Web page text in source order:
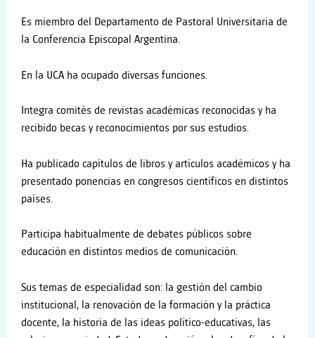
Es miembro del Departamento de Pastoral Universitaria de
la Conferencia Episcopal Argentina.
En la UCA ha ocupado diversas funciones.
Integra comités de revistas académicas reconocidas y ha
recibido becas y reconocimientos por sus estudios.
Ha publicado capítulos de libros y artículos académicos y ha
presentado ponencias en congresos científicos en distintos
países.
Participa habitualmente de debates públicos sobre
educación en distintos medios de comunicación.
Sus temas de especialidad son: la gestión del cambio
institucional, la renovación de la formación y la práctica
docente, la historia de las ideas político-educativas, las